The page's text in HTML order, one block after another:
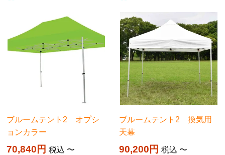
ブルームテント2 オプシ
ョンカラー
70,840 税込 〜
ブルームテント2 換気用
天幕
90,200 税込 〜